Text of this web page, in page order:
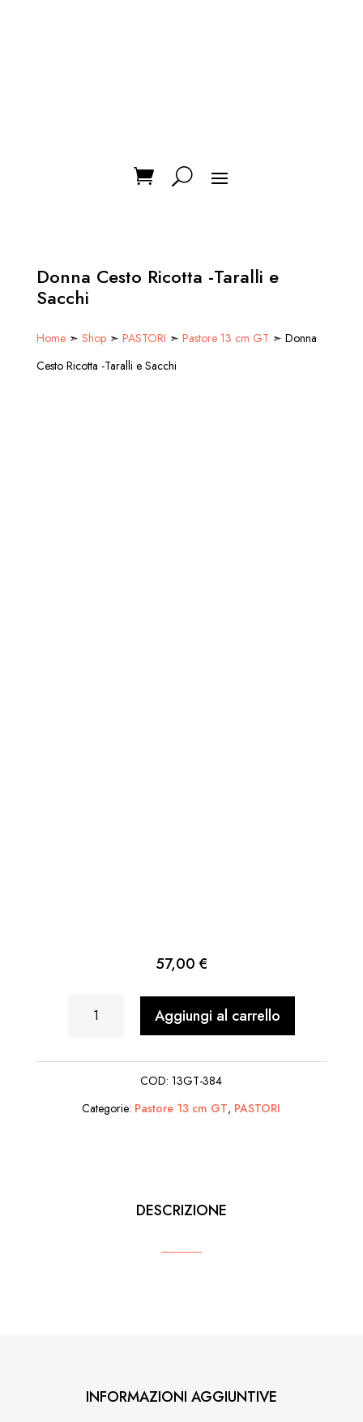
Donna Cesto Ricotta -Taralli e
Sacchi
Home➣ Shop➣ PASTORI ➣ Pastore 13 cm GT ➣ Donna
Cesto Ricotta -Taralli e Sacchi
57,00 €
Donna
Ricotta
Taralli
Aggiungi al carrello
COD:13GT-384
Categorie: Pastore 13 cm GT, PASTORI
DESCRIZIONE
INFORMAZIONI AGGIUNTIVE